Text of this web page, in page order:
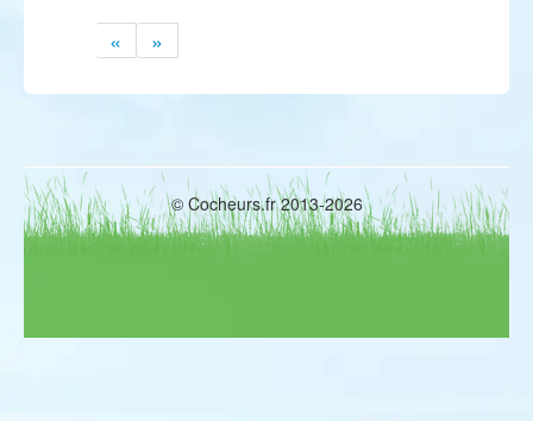
« »
© Cocheurs.fr 2013-2026